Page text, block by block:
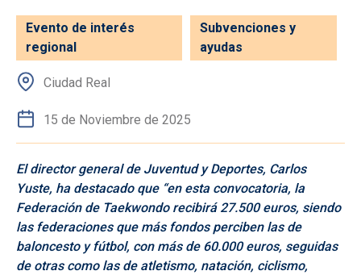
Evento de interés
regional
Subvenciones y
ayudas
Ciudad Real
15 de Noviembre de 2025
El director general de Juventud y Deportes, Carlos
Yuste, ha destacado que “en esta convocatoria, la
Federación de Taekwondo recibirá 27.500 euros, siendo
las federaciones que más fondos perciben las de
baloncesto y fútbol, con más de 60.000 euros, seguidas
de otras como las de atletismo, natación, ciclismo,